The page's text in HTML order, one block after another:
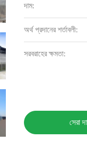
দাম:
অর্থ প্রদানের শর্তাবলী:
সরবরাহের ক্ষমতা:
সেরা